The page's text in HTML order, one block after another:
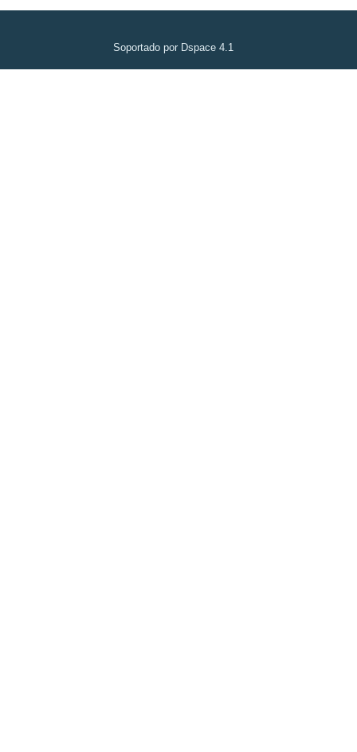
Soportado por Dspace 4.1